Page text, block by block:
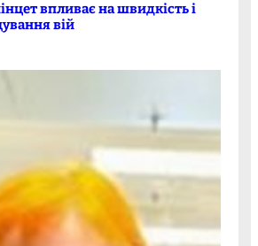
впливає на швидкість і
вій